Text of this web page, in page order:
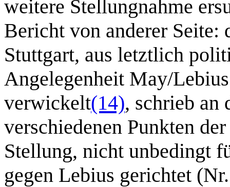
weitere Stellungnahme
Bericht von anderer
Stuttgart, aus letztlich
Angelegenheit May/
verwickelt(14), schrieb an
verschiedenen Punkten
Stellung, nicht unbedingt
gegen Lebius gerichtet